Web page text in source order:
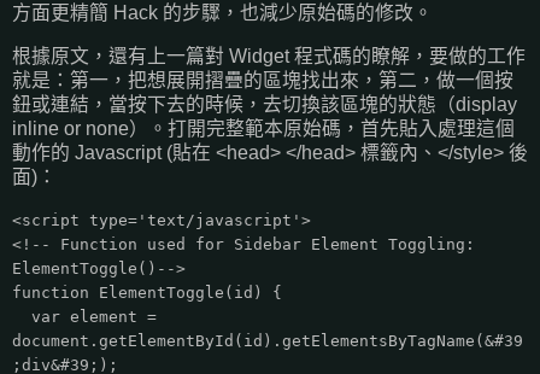
方面更精簡 Hack 的步驟，也減少原始碼的修改。
根據原文，還有上一篇對 Widget 程式碼的瞭解，要做的工作
就是：第一，把想展開摺疊的區塊找出來，第二，做一個按
鈕或連結，當按下去的時候，去切換該區塊的狀態（display
inline or none）。打開完整範本原始碼，首先貼入處理這個
動作的 Javascript (貼在 <head> </head> 標籤內、</style> 後
面)：
<script type='text/javascript'>
<!-- Function used for Sidebar Element Toggling:
ElementToggle()-->
function ElementToggle(id) {
var element =
document.getElementById(id).getElementsByTagName(&#39
;div&#39;);